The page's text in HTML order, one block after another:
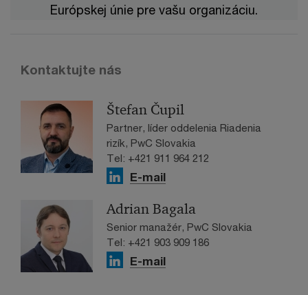
Európskej únie pre vašu organizáciu.
Kontaktujte nás
Štefan Čupil
Partner, líder oddelenia Riadenia
rizík, PwC Slovakia
Tel: +421 911 964 212
E-mail
Adrian Bagala
Senior manažér, PwC Slovakia
Tel: +421 903 909 186
E-mail